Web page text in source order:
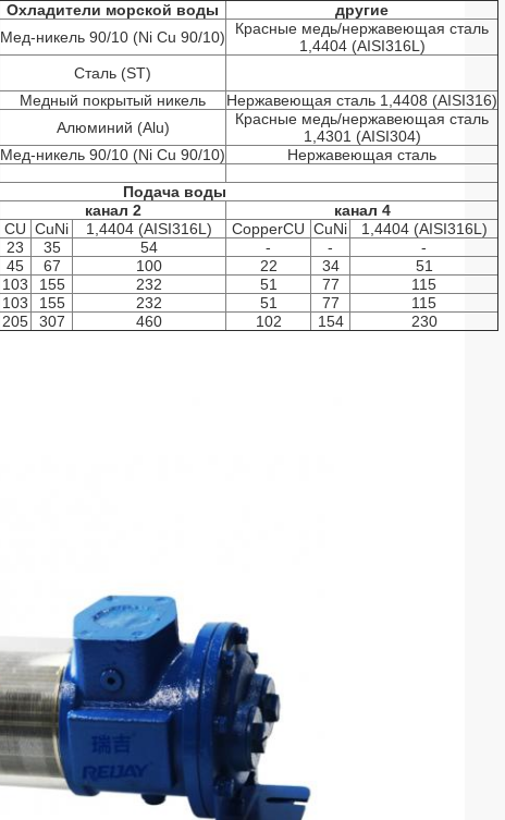
Охладители морской воды
другие
Мед-никель 90/10 (Ni Cu 90/10)
Красные медь/нержавеющая сталь
1,4404 (AISI316L)
Сталь (ST)
Медный покрытый никель
Нержавеющая сталь 1,4408 (AISI316)
Алюминий (Alu)
Красные медь/нержавеющая сталь
1,4301 (AISI304)
Мед-никель 90/10 (Ni Cu 90/10)
Нержавеющая сталь
Подача воды
канал 2
канал 4
CU CuNi 1,4404 (AISI316L) CopperCU CuNi
1,4404 (AISI316L)
23 35 54 - -
-
45 67 100 22 34
51
103 155 232 51 77
115
103 155 232 51 77
115
205 307 460 102 154 230